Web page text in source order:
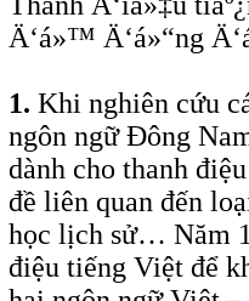
Ä‘á»™ Ä‘á»“ng
1. Khi nghiên cứu
ngôn ngữ Đông
dành cho thanh
đề liên quan đến
học lịch sử… Năm
điệu tiếng Việt để